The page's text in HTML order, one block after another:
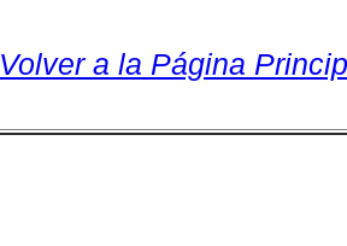
Volver a la Página